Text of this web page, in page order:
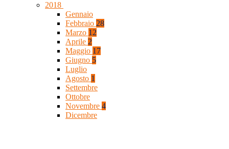
2018
Gennaio
Febbraio 28
Marzo 12
Aprile 2
Maggio 17
Giugno 5
Luglio
Agosto 1
Settembre
Ottobre
Novembre 4
Dicembre